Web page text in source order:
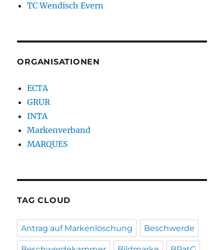
TC Wendisch Evern
ORGANISATIONEN
ECTA
GRUR
INTA
Markenverband
MARQUES
TAG CLOUD
Antrag auf Markenlöschung Beschwerde